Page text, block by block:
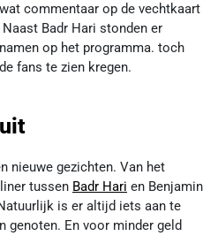
commentaar op de vechtkaart
Badr Hari stonden er
op het programma. toch
fans te zien kregen.
nieuwe gezichten. Van het
tussen Badr Hari en Benjamin
is er altijd iets aan te
genoten. En voor minder geld